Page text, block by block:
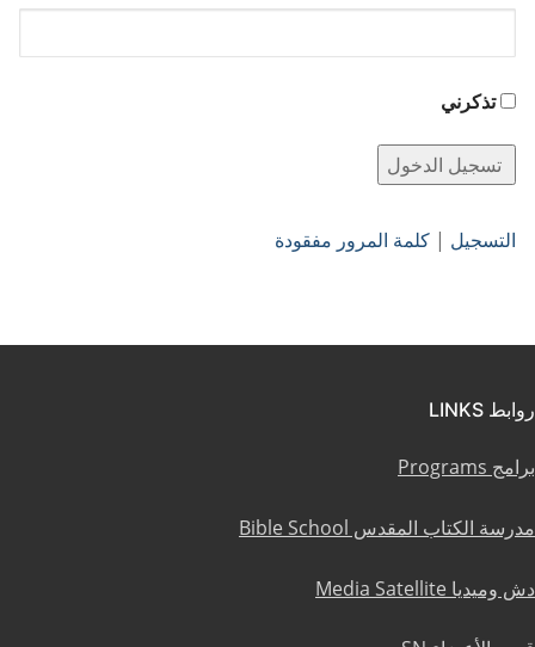
تذكرني
التسجيل | كلمة المرور مفقودة
روابط LINKS
برامج Programs
مدرسة الكتاب المقدس Bible School
دش وميديا Media Satellite